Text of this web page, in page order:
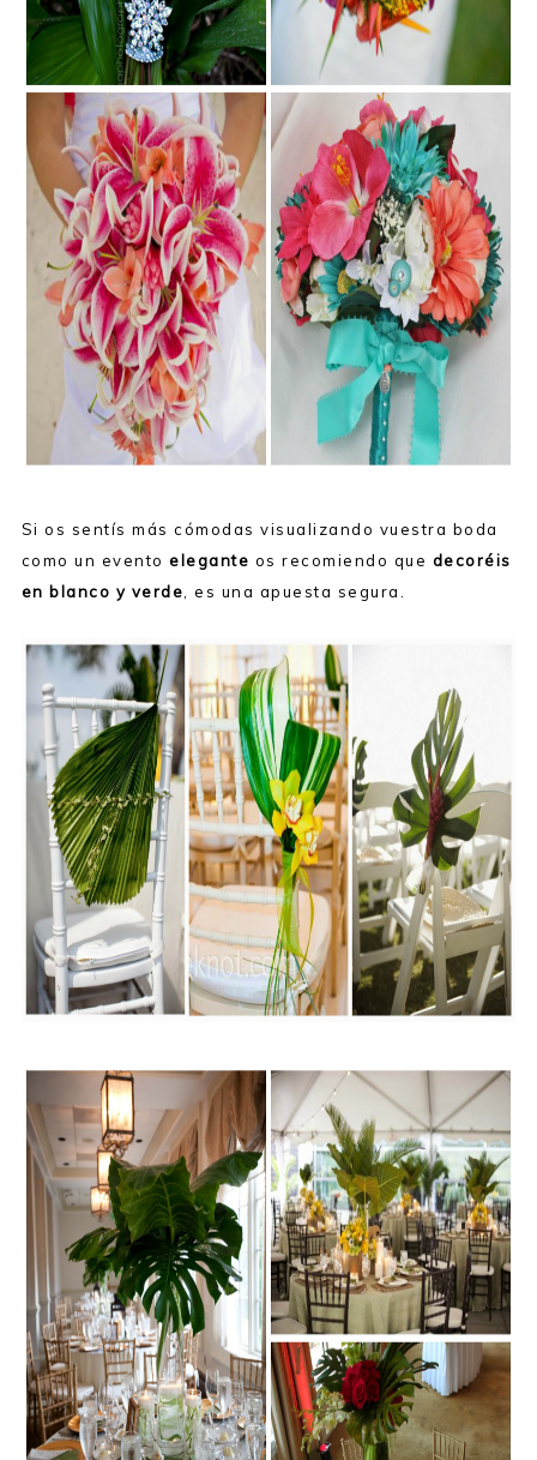
Si os sentís más cómodas visualizando vuestra boda
como un eventoelegante os recomiendo que decoréis
en blanco y verde, es una apuesta segura.